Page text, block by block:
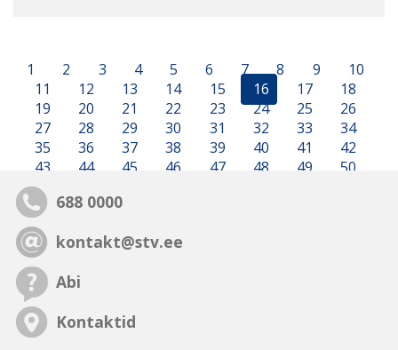
1 2 3 4 5 6 7 8 9
10
11
12 13 14 15 16 17
18
19
20 21 22 23 24 25
26
27
28 29 30 31 32 33
34
35
36 37 38 39 40 41
42
43
44 45 46 47 48 49 50
688 0000
kontakt@stv.ee
Abi
Kontaktid